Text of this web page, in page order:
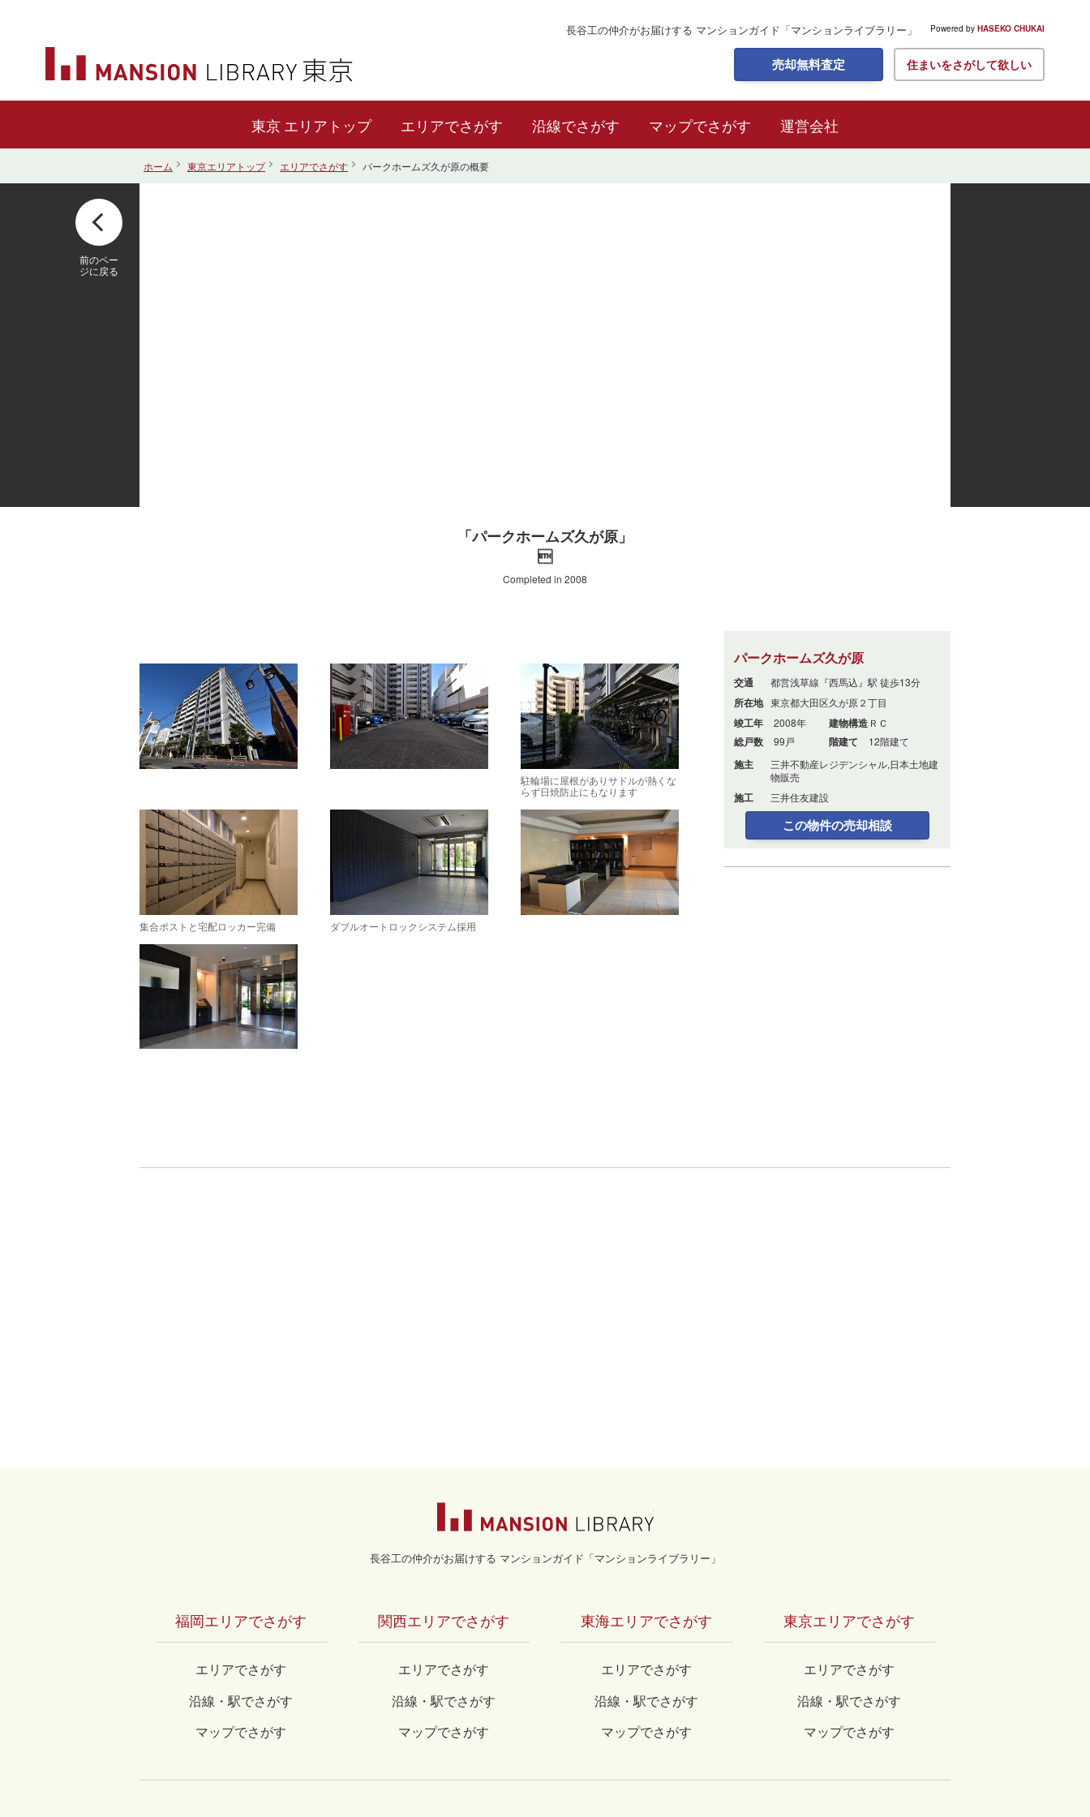
長谷工の仲介がお届けする マンションガイド 「マンションライブラリー」 Powered by HASEKO CHUKAI
売却無料査定 住まいをさがして欲しい
エリアトップ エリアでさがす 沿線でさがす マップでさがす 運営会社
ホーム 東京エリアトップ エリアでさがす パークホームズ久が原の概要
前のペー
ジに戻る
「パークホームズ久が原」

Completed in 2008
駐輪場に屋根がありサドルが熱くな
らず日焼防止にもなります
集合ポストと宅配ロッカー完備 ダブルオートロックシステム採用
パークホームズ久が原
交通 都営浅草線『西馬込』駅 徒歩13分
所在地 東京都大田区久が原２丁目
竣工年 2008年 建物構造 ＲＣ
総戸数 99戸 階建て 12階建て
施主
三井不動産レジデンシャル,日本土地建
物販売
施工 三井住友建設
この物件の売却相談
長谷工の仲介がお届けする マンションガイド「マンションライブラリー」
東京エリアでさがす
エリアでさがす
沿線・駅でさがす
マップでさがす
東海エリアでさがす
エリアでさがす
沿線・駅でさがす
マップでさがす
関西エリアでさがす
エリアでさがす
沿線・駅でさがす
マップでさがす
福岡エリアでさがす
エリアでさがす
沿線・駅でさがす
マップでさがす